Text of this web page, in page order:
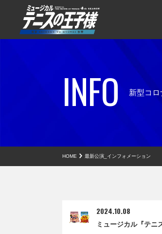
INFO 新型コ
HOME 最新公演_インフォメーション
2024.10.08
ミュージカル『テニ